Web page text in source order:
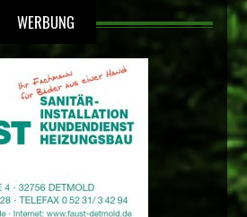
WERBUNG